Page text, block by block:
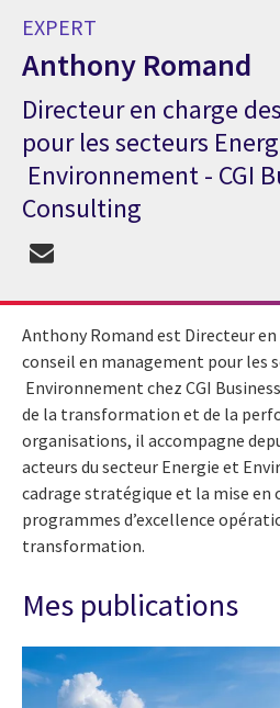
EXPERT
Anthony Romand
Expert Anthony Romand
Directeur en charge
pour les secteurs
Environnement - CGI
Consulting
Anthony Romand est Directeur
conseil en management pour les
Environnement chez CGI
de la transformation et de la
organisations, il accompagne
acteurs du secteur Energie et
cadrage stratégique et la mise en
programmes d’excellence
transformation.
Mes publications